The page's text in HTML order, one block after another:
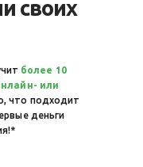
своих
более 10
или
что подходит
деньги